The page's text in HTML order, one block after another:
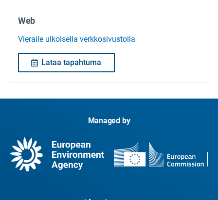
Web
Vieraile ulkoisella verkkosivustolla
Lataa tapahtuma
Managed by